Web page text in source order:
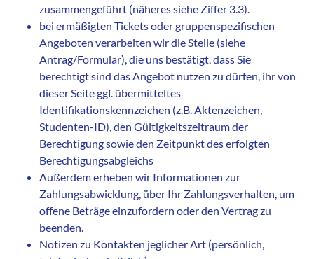
zusammengeführt (näheres siehe Ziffer 3.3).
bei ermäßigten Tickets oder gruppenspezifischen
Angeboten verarbeiten wir die Stelle (siehe
Antrag/Formular), die uns bestätigt, dass Sie
berechtigt sind das Angebot nutzen zu dürfen, ihr von
dieser Seite ggf. übermitteltes
Identifikationskennzeichen (z.B. Aktenzeichen,
Studenten-ID), den Gültigkeitszeitraum der
Berechtigung sowie den Zeitpunkt des erfolgten
Berechtigungsabgleichs
Außerdem erheben wir Informationen zur
Zahlungsabwicklung, über Ihr Zahlungsverhalten, um
offene Beträge einzufordern oder den Vertrag zu
beenden.
Notizen zu Kontakten jeglicher Art (persönlich,